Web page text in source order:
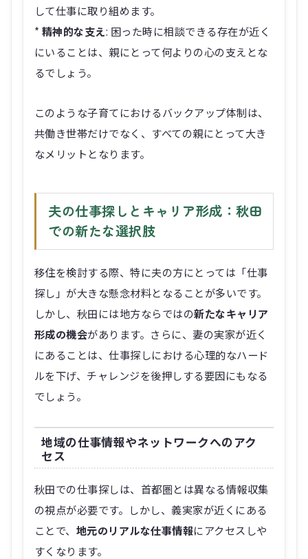
して仕事に取り組めます。
* 精神的な支え: 困った時に相談できる存在が近く
にいることは、親にとって何よりの心の支えとな
るでしょう。
このような子育てにおけるバックアップ体制は、
共働き世帯だけでなく、すべての親にとって大き
なメリットとなります。
夫の仕事探しとキャリア形成：秋田
での新たな選択肢
移住を検討する際、特に夫の方にとっては「仕事
探し」が大きな懸念材料となることが多いです。
しかし、秋田には地方ならではの新たなキャリア
形成の機会があります。さらに、妻の実家が近く
にあることは、仕事探しにおける心理的なハード
ルを下げ、チャレンジを後押しする要因にもなる
でしょう。
地域の仕事情報やネットワークへのアク
セス
秋田での仕事探しは、首都圏とは異なる情報収集
の視点が必要です。しかし、義実家が近くにある
ことで、 地元のリアルな仕事情報にアクセスしや
すくなります。